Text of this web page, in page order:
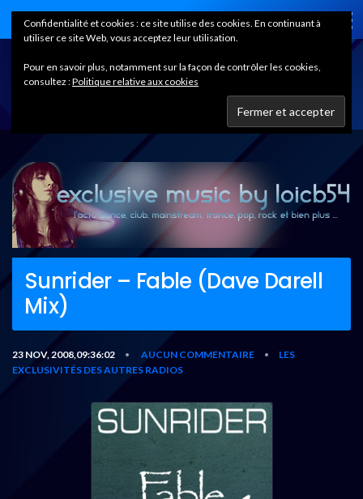
Home
Sunrider – Fable (Dave Darell
Mix)
23 NOV, 2008,09:36:02 • AUCUN COMMENTAIRE •
LES
EXCLUSIVITÉS DES AUTRES RADIOS
Confidentialité et cookies : ce site utilise des cookies. En continuant à
utiliser ce site Web, vous acceptez leur utilisation.
Pour en savoir plus, notamment sur la façon de contrôler les cookies,
consultez :Politique relative aux cookies